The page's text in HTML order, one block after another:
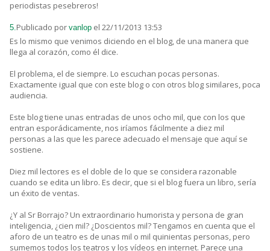
periodistas pesebreros!
5.Publicado por vanlop el 22/11/2013 13:53
Es lo mismo que venimos diciendo en el blog, de una manera que
llega al corazón, como él dice.
El problema, el de siempre. Lo escuchan pocas personas.
Exactamente igual que con este blog o con otros blog similares, poca
audiencia.
Este blog tiene unas entradas de unos ocho mil, que con los que
entran esporádicamente, nos iríamos fácilmente a diez mil
personas a las que les parece adecuado el mensaje que aquí se
sostiene.
Diez mil lectores es el doble de lo que se considera razonable
cuando se edita un libro. Es decir, que si el blog fuera un libro, sería
un éxito de ventas.
¿Y al Sr Borrajo? Un extraordinario humorista y persona de gran
inteligencia, ¿cien mil? ¿Doscientos mil? Tengamos en cuenta que el
aforo de un teatro es de unas mil o mil quinientas personas, pero
sumemos todos los teatros y los vídeos en internet. Parece una